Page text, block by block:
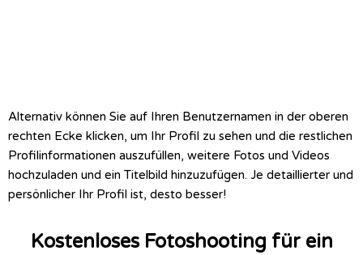
Alternativ können Sie auf Ihren Benutzernamen in der oberen
rechten Ecke klicken, um Ihr Profil zu sehen und die restlichen
Profilinformationen auszufüllen, weitere Fotos und Videos
hochzuladen und ein Titelbild hinzuzufügen. Je detaillierter und
persönlicher Ihr Profil ist, desto besser!
Kostenloses Fotoshooting für ein